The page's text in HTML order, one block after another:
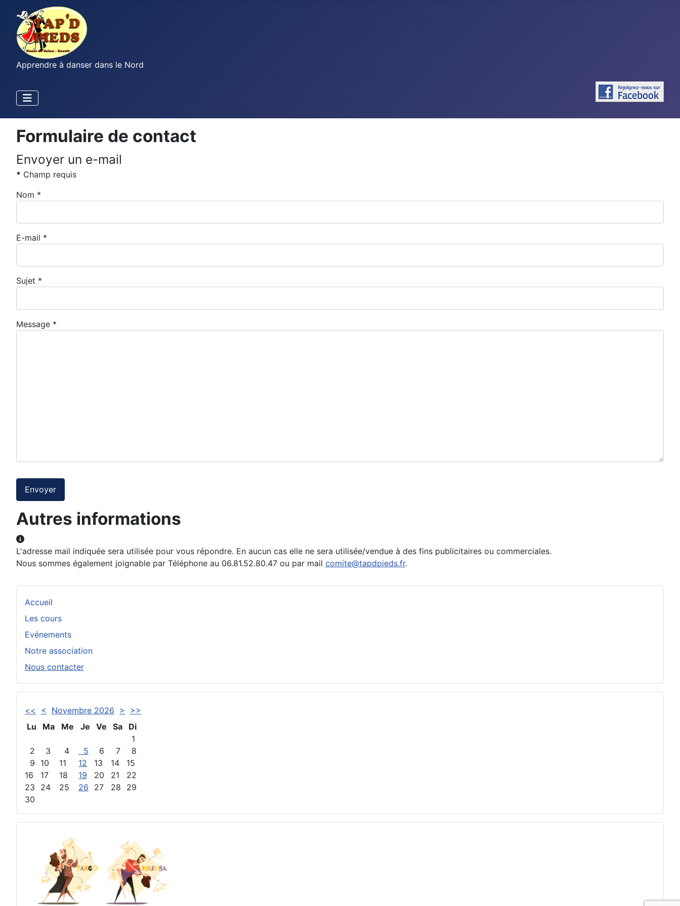
Apprendre à danser dans le Nord
Accueil
Les cours
Evénements
Notre association
Nous contacter
<< < Novembre 2026 >
>>
Lu
Ma Me Je Ve Sa
Di
1
2
3 4 5 6 7
8
9
10 11 12 13 14
15
16
17 18 19 20 21
22
23
24 25 26 27 28
29
30
Formulaire de contact
Envoyer un e-mail
* Champ requis
Nom *
E-mail *
Sujet *
Message *
Envoyer
Autres informations
Autres informations
L'adresse mail indiquée sera utilisée pour vous répondre. En aucun cas elle ne sera utilisée/vendue à des fins publicitaires ou commerciales.
Nous sommes également joignable par Téléphone au 06.81.52.80.47 ou par mail comite@tapdpieds.fr.